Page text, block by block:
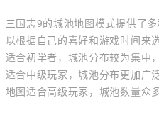
三国志9的城池地图模式提供了
以根据自己的喜好和游戏时间来
适合初学者，城池分布较为集中
适合中级玩家，城池分布更加广
地图适合高级玩家，城池数量众